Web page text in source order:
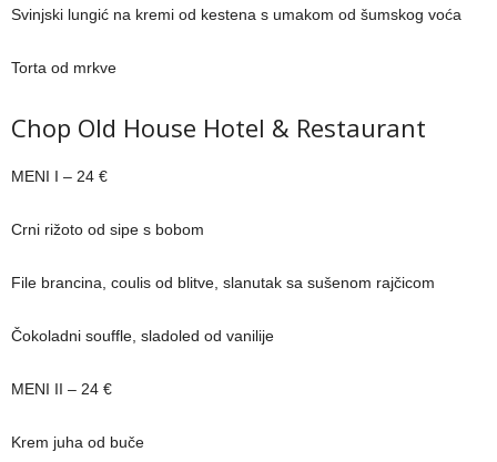
Svinjski lungić na kremi od kestena s umakom od šumskog voća
Torta od mrkve
Chop Old House Hotel & Restaurant
MENI I – 24 €
Crni rižoto od sipe s bobom
File brancina, coulis od blitve, slanutak sa sušenom rajčicom
Čokoladni souffle, sladoled od vanilije
MENI II – 24 €
Krem juha od buče